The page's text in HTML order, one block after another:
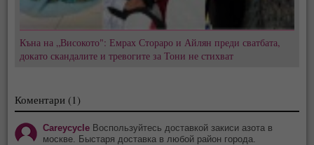
Къна на „Високото": Емрах Стораро и Айлян преди сватбата,
докато скандалите и тревогите за Тони не стихват
Коментари (1)
Careycycle Воспользуйтесь доставкой закиси азота в
москве. Быстаря доставка в любой район города.